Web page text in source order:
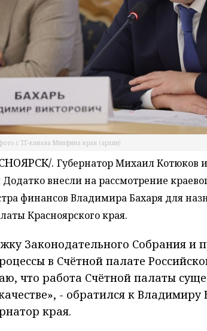
с ТГ-канала Минфина края (архив)
. Губернатор Михаил Котюков
внесли на рассмотрение
финансов Владимира Бахаря для
Красноярского края.
Законодательного Собрания и
в Счётной палате
что работа Счётной палаты
- обратился к
края.